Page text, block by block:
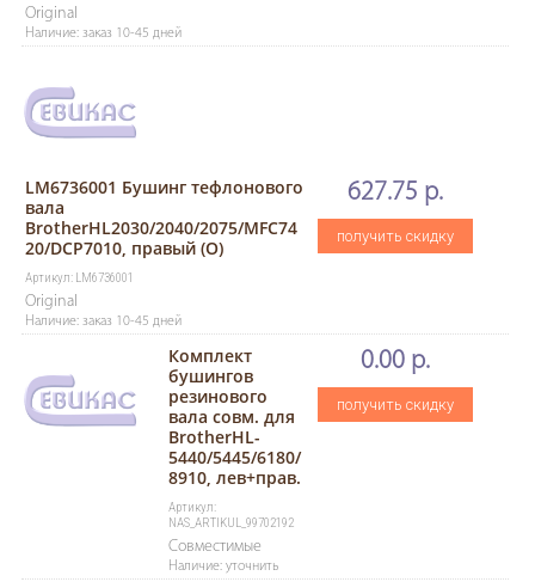
Original
Наличие: заказ 10-45 дней
LM6736001 Бушинг тефлонового
вала
BrotherHL2030/2040/2075/MFC74
20/DCP7010, правый (O)
Артикул: LM6736001
Original
Наличие: заказ 10-45 дней
627.75 р.
получить скидку
Комплект
бушингов
резинового
вала совм. для
BrotherHL-
5440/5445/6180/
8910, лев+прав.
Артикул:
NAS_ARTIKUL_99702192
Совместимые
Наличие: уточнить
0.00 р.
получить скидку